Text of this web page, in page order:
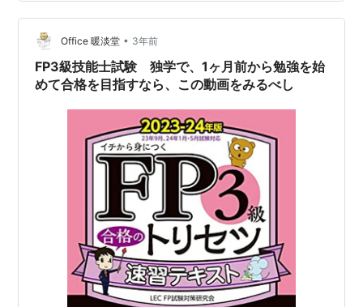
で、流し見してもよいかもしれません。 そもそもほんだ
さんの話し方が楽しいです。 時々毒も吐き、ほんださん
のネタとも言えそうなギャグも出てきます。 動画、たく
さんあるのですが、どれも…
Office 暖淡堂 • 3年前
FP3級技能士試験 独学で、1ヶ月前から勉強を始
めて合格を目指すなら、この動画をみるべし